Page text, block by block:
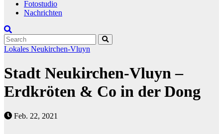
Fotostudio
Nachrichten
Lokales Neukirchen-Vluyn
Stadt Neukirchen-Vluyn –
Erdkröten & Co in der Dong
Feb. 22, 2021